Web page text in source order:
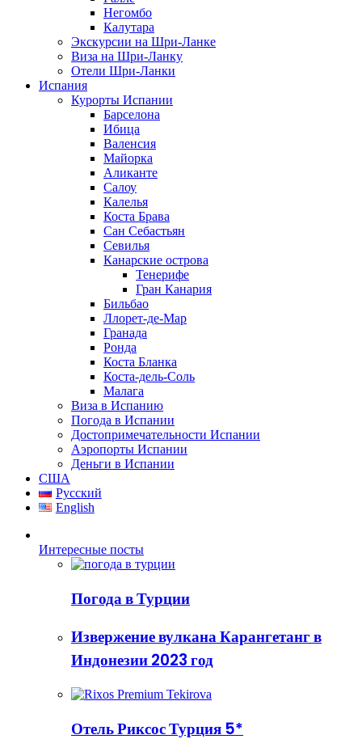
Негомбо
Калутара
Экскурсии на Шри-Ланке
Виза на Шри-Ланку
Отели Шри-Ланки
Испания
Курорты Испании
Барселона
Ибица
Валенсия
Майорка
Аликанте
Салоу
Калелья
Коста Брава
Сан Себастьян
Севилья
Канарские острова
Тенерифе
Гран Канария
Бильбао
Ллорет-де-Мар
Гранада
Ронда
Коста Бланка
Коста-дель-Соль
Малага
Виза в Испанию
Погода в Испании
Достопримечательности Испании
Аэропорты Испании
Деньги в Испании
США
Русский
English
Интересные посты
Погода в Турции
Извержение вулкана Карангетанг в
Индонезии 2023 год
Отель Риксос Турция 5*